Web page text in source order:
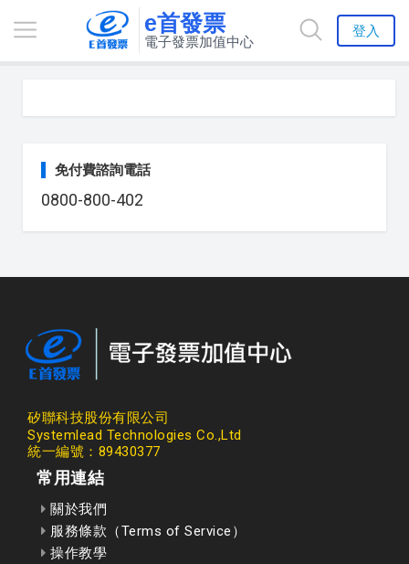
e首發票
電子發票加值中心
登入
免付費諮詢電話
0800-800-402
矽聯科技股份有限公司
Systemlead Technologies Co.,Ltd
統一編號：89430377
常用連結
關於我們
服務條款（Terms of Service）
操作教學